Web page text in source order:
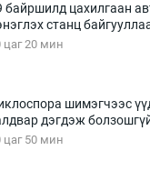
байршилд цахилгаан
станц
цаг 20 мин
шимэгчээс
дэгдэж
цаг 50 мин